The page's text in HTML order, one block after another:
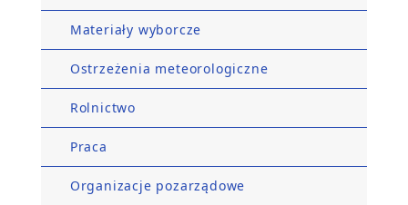
Materiały wyborcze
Ostrzeżenia meteorologiczne
Rolnictwo
Praca
Organizacje pozarządowe